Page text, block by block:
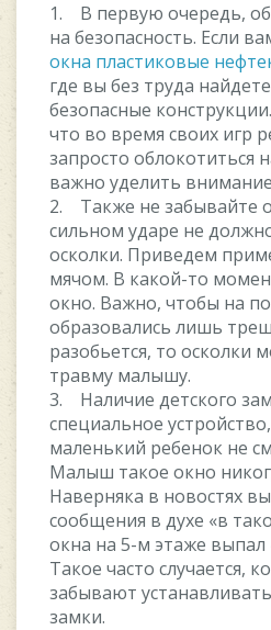
1. В первую очередь,
на безопасность. Если
окна пластиковые
где вы без труда
безопасные
что во время своих игр
запросто облокотиться
важно уделить
2. Также не забывайте
сильном ударе не
осколки. Приведем
мячом. В какой-то
окно. Важно, чтобы на
образовались лишь
разобьется, то осколки
травму малышу.
3. Наличие детского
специальное
маленький ребенок не
Малыш такое окно
Наверняка в новостях
сообщения в духе «в
окна на 5-м этаже
Такое часто случается,
забывают
замки.